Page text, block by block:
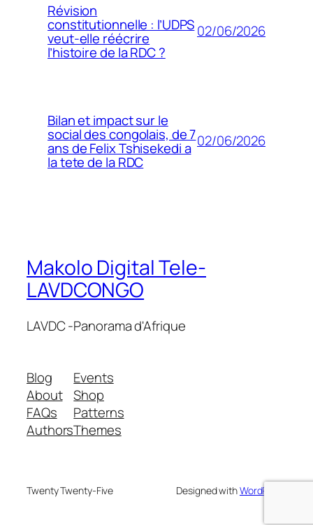
Révision
constitutionnelle : l’UDPS
veut-elle réécrire
l’histoire de la RDC ?
02/06/2026
Bilan et impact sur le
social des congolais, de 7
ans de Felix Tshisekedi a
la tete de la RDC
02/06/2026
Makolo Digital Tele-
LAVDCONGO
LAVDC -Panorama d'Afrique
Blog
About
FAQs
Authors
Events
Shop
Patterns
Themes
Twenty Twenty-Five Designed withWordPress